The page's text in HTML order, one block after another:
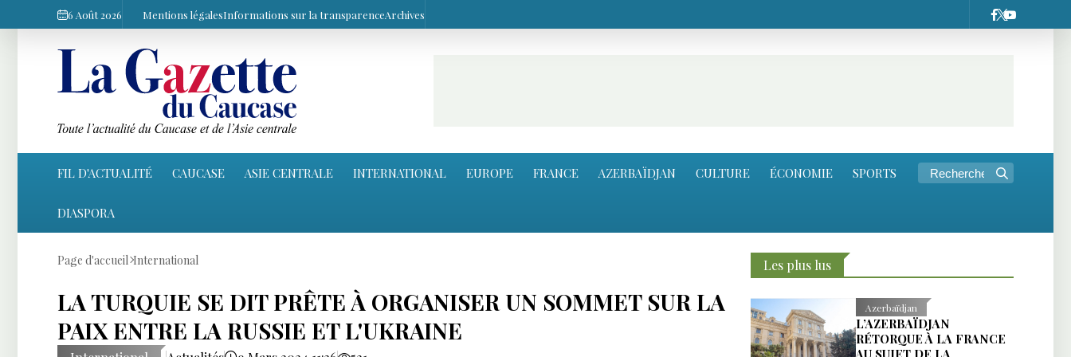
6 Août 2026 Mentions légalesInformations sur la transparenceArchives
FIL D'ACTUALITÉ CAUCASE ASIE CENTRALE INTERNATIONAL EUROPE FRANCE AZERBAÏDJAN CULTURE ÉCONOMIE SPORTS
DIASPORA
Page d'accueil International
LA TURQUIE SE DIT PRÊTE À ORGANISER UN SOMMET SUR LA
PAIX ENTRE LA RUSSIE ET L'UKRAINE
Les plus lus
Azerbaïdjan
L’AZERBAÏDJAN
RÉTORQUE À LA FRANCE